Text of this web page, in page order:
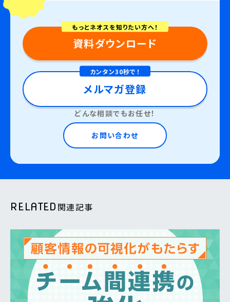
もっとネオスを知りたい方へ！
資料ダウンロード
カンタン30秒で！
メルマガ登録
どんな相談でもお任せ！
お問い合わせ
RELATED 関連記事